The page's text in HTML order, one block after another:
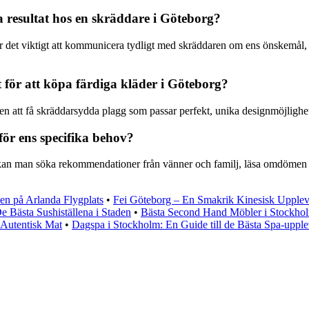
hos en skräddare i Göteborg?
viktigt att kommunicera tydligt med skräddaren om ens
att köpa färdiga kläder i Göteborg?
att få skräddarsydda plagg som passar perfekt, unika
ens specifika behov?
man söka rekommendationer från vänner och familj, läsa
på Arlanda Flygplats • Fei Göteborg – En Smakrik Kinesisk
Bästa Sushiställena i Staden • Bästa Second Hand Möbler i
Mat• Dagspa i Stockholm: En Guide till de Bästa Spa-